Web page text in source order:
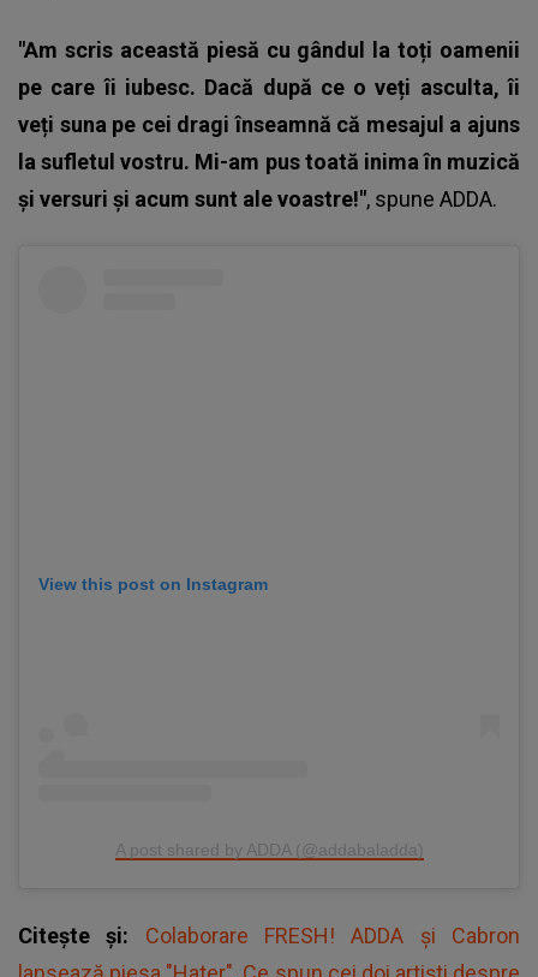
"Am scris această piesă cu gândul la toți oamenii
pe care îi iubesc. Dacă după ce o veți asculta, îi
veți suna pe cei dragi înseamnă că mesajul a ajuns
la sufletul vostru. Mi-am pus toată inima în muzică
și versuri și acum sunt ale voastre!", spune ADDA.
View this post on Instagram
A post shared by ADDA (@addabaladda)
Citește și: Colaborare FRESH! ADDA și Cabron